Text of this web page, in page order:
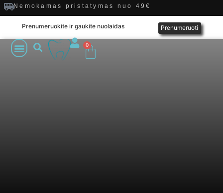
Nemokamas pristatymas nuo 49€
Prenumeruokite ir gaukite nuolaidas Prenumeruoti
0